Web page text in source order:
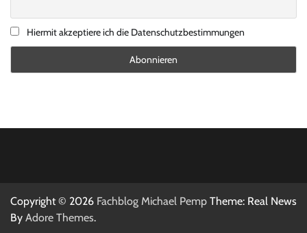
Hiermit akzeptiere ich die Datenschutzbestimmungen
Copyright © 2026 Fachblog Michael Pemp Theme: Real News
By Adore Themes.